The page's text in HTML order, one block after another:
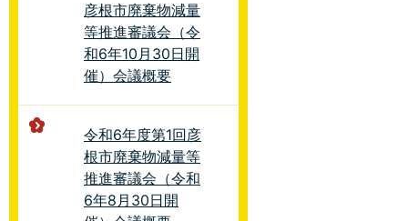
彦根市廃棄物減量
等推進審議会（令
和6年10月30日開
催）会議概要
令和6年度第1回彦
根市廃棄物減量等
推進審議会（令和
6年8月30日開